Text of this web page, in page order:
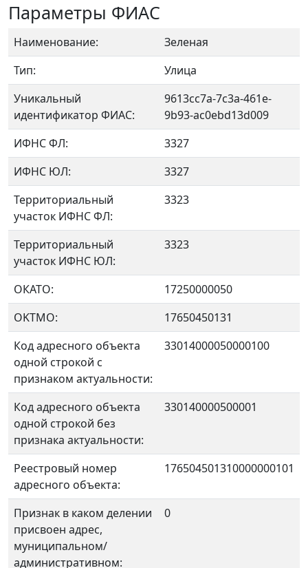
Параметры ФИАС
Наименование:
Зеленая
Тип:
Улица
Уникальный
идентификатор ФИАС:
9613cc7a-7c3a-461e-
9b93-ac0ebd13d009
ИФНС ФЛ:
3327
ИФНС ЮЛ:
3327
Территориальный
участок ИФНС ФЛ:
3323
Территориальный
участок ИФНС ЮЛ:
3323
ОКАТО:
17250000050
OKTMO:
17650450131
Код адресного объекта
одной строкой с
признаком актуальности:
33014000050000100
Код адресного объекта
одной строкой без
признака актуальности:
330140000500001
Реестровый номер
адресного объекта:
176504501310000000101
Признак в каком делении
присвоен адрес,
муниципальном/
административном:
0